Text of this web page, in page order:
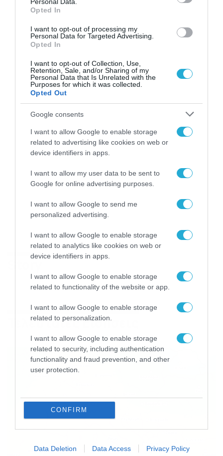
Opted In
I want to opt-out of processing my
Personal Data for Targeted Advertising.
Opted In
I want to opt-out of Collection, Use,
Retention, Sale, and/or Sharing of my
Personal Data that Is Unrelated with the
Purposes for which it was collected.
Opted Out
Google consents
I want to allow Google to enable storage
related to advertising like cookies on web or
device identifiers in apps.
I want to allow my user data to be sent to
Google for online advertising purposes.
I want to allow Google to send me
personalized advertising.
I want to allow Google to enable storage
related to analytics like cookies on web or
device identifiers in apps.
I want to allow Google to enable storage
related to functionality of the website or app.
I want to allow Google to enable storage
related to personalization.
I want to allow Google to enable storage
related to security, including authentication
functionality and fraud prevention, and other
user protection.
CONFIRM
Data Deletion Data Access Privacy Policy
Τελευταίες Ειδήσεις